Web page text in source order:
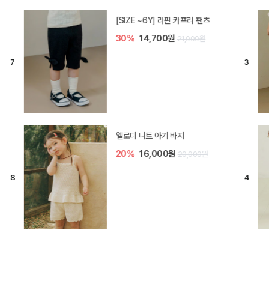
[SIZE ~6Y] 오뎃 라운지웨어
10% 20,700원 23,000원
[SIZE ~6Y] 블룸 플리츠 쓰리피스
셋업